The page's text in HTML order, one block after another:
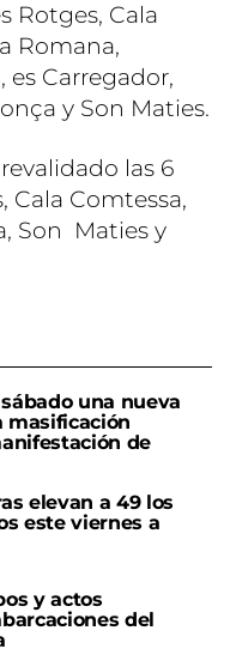
Rotges, Cala
Romana,
es Carregador,
y Son Maties.
las 6
Cala Comtessa,
Son Maties y
una nueva
masificación
de
elevan a 49 los
este viernes a
y actos
del